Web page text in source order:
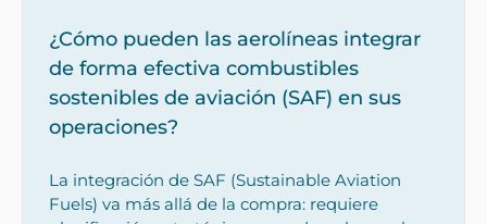
¿Cómo pueden las aerolíneas integrar
de forma efectiva combustibles
sostenibles de aviación (SAF) en sus
operaciones?
La integración de SAF (Sustainable Aviation
Fuels) va más allá de la compra: requiere